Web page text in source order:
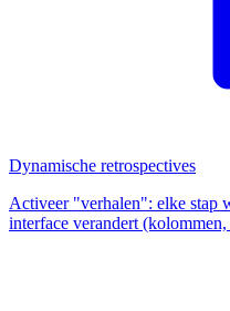
Dynamische retrospectives
Activeer "verhalen": elke stap
interface verandert